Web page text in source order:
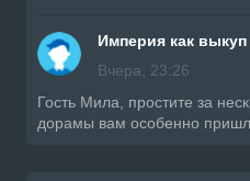
Империя как
Вчера, 23:26
Гость Мила, простите за
дорамы вам особенно